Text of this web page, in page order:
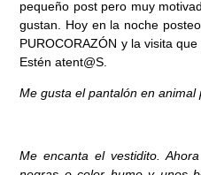
pequeño post pero muy
gustan. Hoy en la noche
PUROCORAZÓN y la visita
Esténatent@S
Me gusta el pantalón en animal
Me encanta el vestidito.